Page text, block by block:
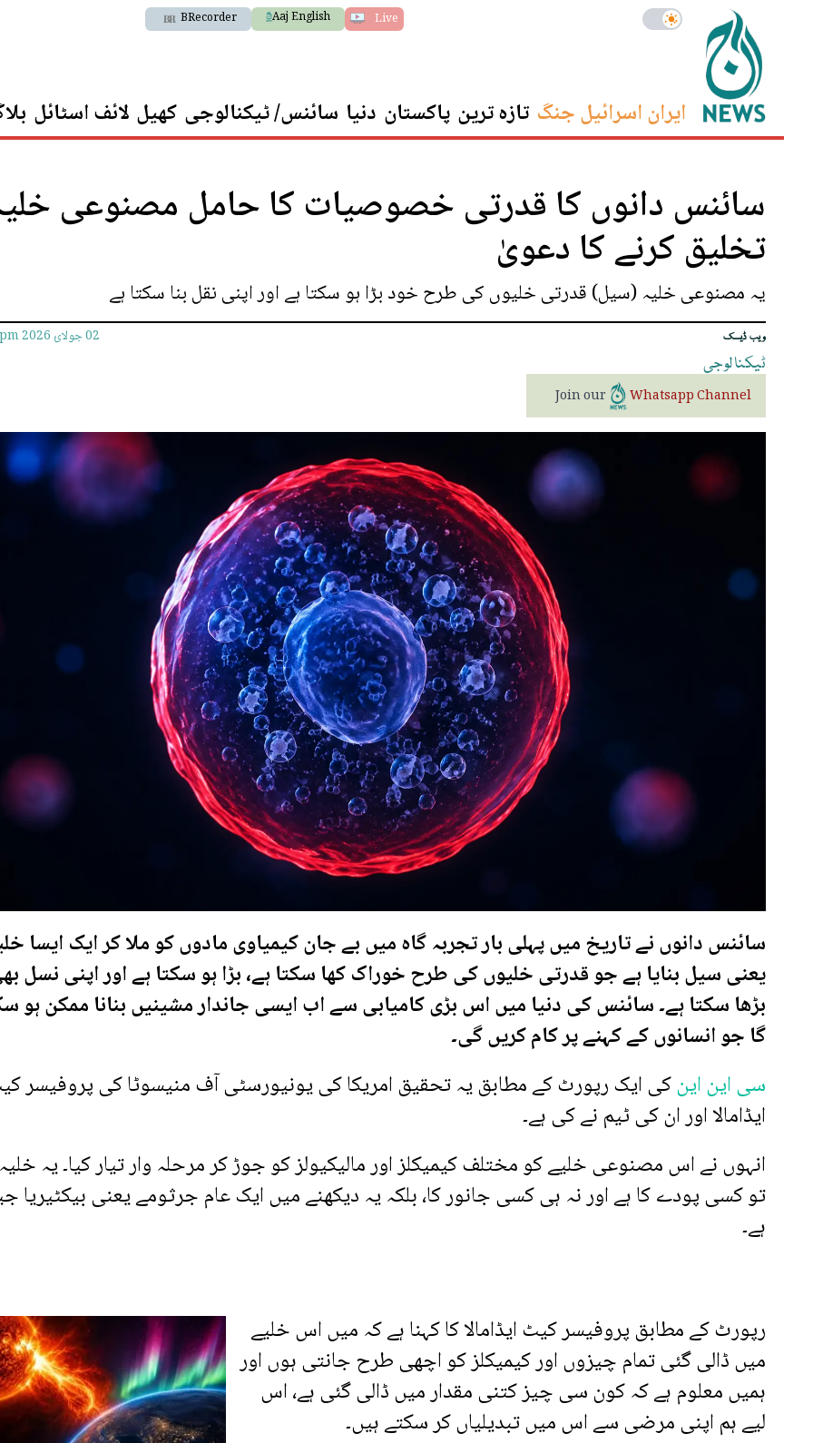
Live
Aaj English
BRecorder
ایران اسرائیل جنگ تازہ ترین پاکستان دنیا سائنس/ ٹیکنالوجی کھیل لائف اسٹائل
سائنس دانوں کا قدرتی خصوصیات کا حامل مصنوعی
تخلیق کرنے کا دعویٰ
یہ مصنوعی خلیہ (سیل) قدرتی خلیوں کی طرح خود بڑا ہو سکتا ہے اور اپنی نقل بنا سکتا ہے
ویب ڈیسک 02 جولائ 2026
ٹیکنالوجی
Join our Whatsapp Channel
سائنس دانوں نے تاریخ میں پہلی بار تجربہ گاہ میں بے جان کیمیاوی مادوں کو ملا کر ایک ایسا
یعنی سیل بنایا ہے جو قدرتی خلیوں کی طرح خوراک کھا سکتا ہے، بڑا ہو سکتا ہے اور اپنی نسل
بڑھا سکتا ہے۔ سائنس کی دنیا میں اس بڑی کامیابی سے اب ایسی جاندار مشینیں بنانا ممکن ہو
گا جو انسانوں کے کہنے پر کام کریں گی۔
سی این اینکی ایک رپورٹ کے مطابق یہ تحقیق امریکا کی یونیورسٹی آف منیسوٹا کی پروفیسر
ایڈامالا اور ان کی ٹیم نے کی ہے۔
انہوں نے اس مصنوعی خلیے کو مختلف کیمیکلز اور مالیکیولز کو جوڑ کر مرحلہ وار تیار کیا۔ یہ
تو کسی پودے کا ہے اور نہ ہی کسی جانور کا، بلکہ یہ دیکھنے میں ایک عام جرثومے یعنی بیکٹیریا
ہے۔
رپورٹ کے مطابق پروفیسر کیٹ ایڈامالا کا کہنا ہے کہ میں اس خلیے
میں ڈالی گئی تمام چیزوں اور کیمیکلز کو اچھی طرح جانتی ہوں اور
ہمیں معلوم ہے کہ کون سی چیز کتنی مقدار میں ڈالی گئی ہے، اس
لیے ہم اپنی مرضی سے اس میں تبدیلیاں کر سکتے ہیں۔